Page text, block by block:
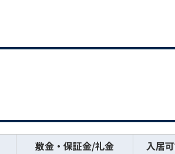
敷金・保証金/礼金 入居